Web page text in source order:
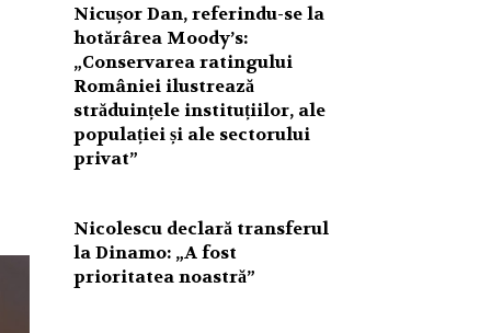
Nicușor Dan, referindu-se la
hotărârea Moody’s:
„Conservarea ratingului
României ilustrează
străduințele instituțiilor, ale
populației și ale sectorului
privat”
Nicolescu declară transferul
la Dinamo: „A fost
prioritatea noastră”